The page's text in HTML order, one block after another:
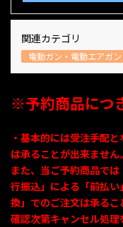
関連カテゴリ
電動ガン・電動エアガ
※予約商品につ
・基本的には受注手配
は承ることが出来ません。
また、当ご予約商品で
行振込」による「前払
換」でのご注文は承るこ
確認次第キャンセル処理